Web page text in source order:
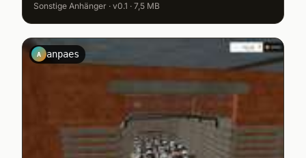
Sonstige Anhänger · v0.1 · 7,5 MB
A anpaes